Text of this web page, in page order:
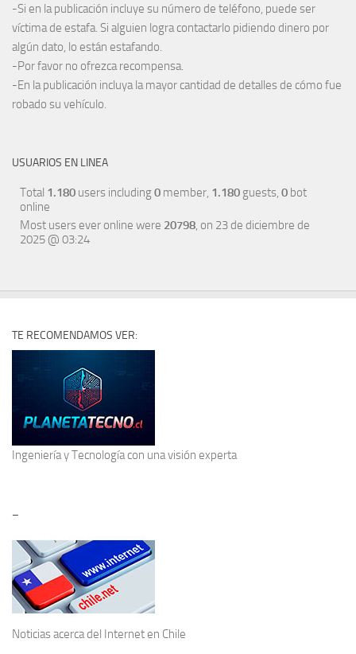
-Si en la publicación incluye su número de teléfono, puede ser
víctima de estafa. Si alguien logra contactarlo pidiendo dinero por
algún dato, lo están estafando.
-Por favor no ofrezca recompensa.
-En la publicación incluya la mayor cantidad de detalles de cómo fue
robado su vehículo.
USUARIOS EN LINEA
Total 1.180 users including0 member, 1.180 guests, 0 bot
online
Most users ever online were 20798 , on 23 de diciembre de
2025 @ 03:24
TE RECOMENDAMOS VER:
Ingeniería y Tecnologíacon una visión experta
–
Noticias acerca del Internet en Chile